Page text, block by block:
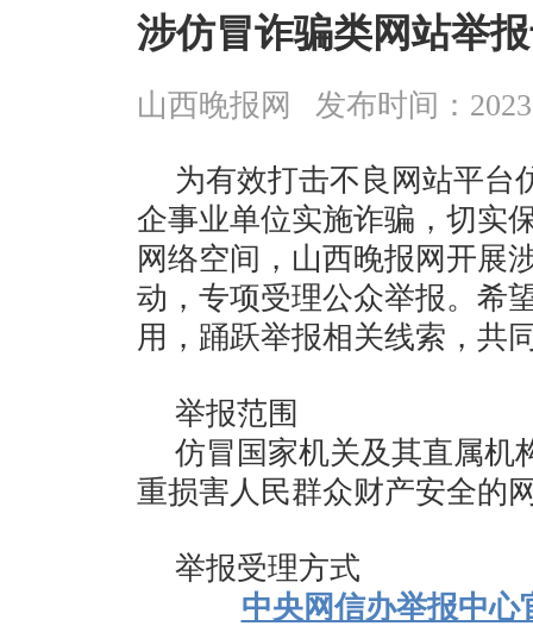
涉仿冒诈骗类网站举
山西晚报网 发布时间：
为有效打击不良网站平台
企事业单位实施诈骗，切实
网络空间，山西晚报网开展
动，专项受理公众举报。希
用，踊跃举报相关线索，共
举报范围
仿冒国家机关及其直属机
重损害人民群众财产安全的
举报受理方式
中央网信办举报中